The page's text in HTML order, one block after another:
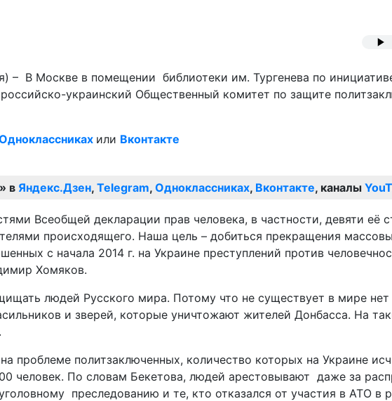
– В Москве в помещении библиотеки им. Тургенева по
украинский Общественный комитет по защите
или Вконтакте
в Яндекс.Дзен, Telegram, Одноклассниках, Вконтакте, каналы
Всеобщей декларации прав человека, в частности, девяти её
происходящего. Наша цель – добиться прекращения
с начала 2014 г. на Украине преступлений против
Хомяков.
людей Русского мира. Потому что не существует в мире
и зверей, которые уничтожают жителей Донбасса. На
проблеме политзаключенных, количество которых на Украине
человек. По словам Бекетова, людей арестовывают даже за
преследованию и те, кто отказался от участия в АТО в